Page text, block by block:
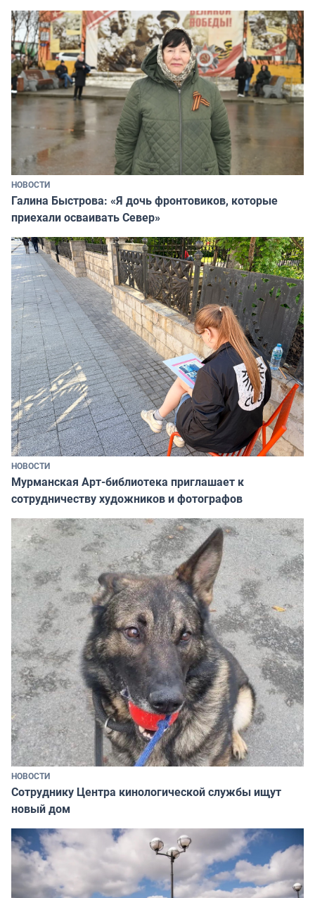
НОВОСТИ
Галина Быстрова: «Я дочь фронтовиков, которые
приехали осваивать Север»
НОВОСТИ
Мурманская Арт-библиотека приглашает к
сотрудничеству художников и фотографов
НОВОСТИ
Сотруднику Центра кинологической службы ищут
новый дом